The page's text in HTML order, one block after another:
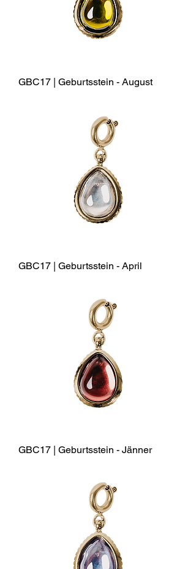
GBC17 | Geburtsstein - August
GBC17 | Geburtsstein - April
GBC17 | Geburtsstein - Jänner